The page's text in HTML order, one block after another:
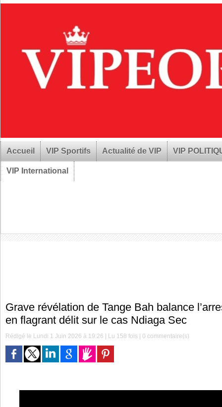
Accueil VIP Sportifs Actualité de VIP VIP
VIP International
Grave révélation de Tange Bah balance
en flagrant délit sur le cas Ndiaga Sec
Rédigé le Lundi 1 Juin 2026 à 19:26 | Lu 158 fois |0 commentaire(s)